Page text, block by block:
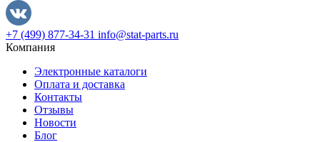
+7 (499) 877-34-31 info@stat-parts.ru
Компания
Электронные каталоги
Оплата и доставка
Контакты
Отзывы
Новости
Блог